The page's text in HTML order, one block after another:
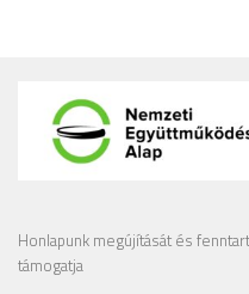
Honlapunk megújítását és
támogatja